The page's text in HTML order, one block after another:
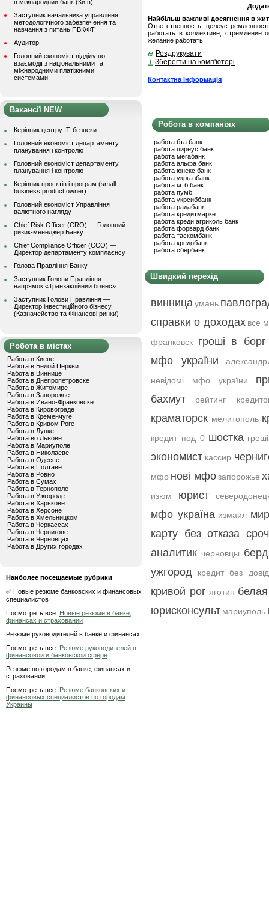
в міжнародний банк (Київ)
Заступник начальника управління
методологічного забезпечення та
навчання з питань ПВК/ФТ
Аудитор
Головний економіст відділу по
взаємодії з національними та
міжнародними платіжними
системами
Вакансії NEW
Керівник центру ІТ-безпеки
Головний економіст департаменту
планування і контролю
Головний економіст департаменту
планування і контролю
Керівник проєктів і програм (small
business product owner)
Головний економіст Управління
валютного нагляду
Chief Risk Officer (CRO) — Головний
ризик-менеджер Банку
Chief Compliance Officer (CCO) —
Директор департаменту комплаєнсу
Голова Правління Банку
Заступник Голови Правління -
напрямок «Транзакційний бізнес»
Заступник Голови Правління —
Директор інвестиційного бізнесу
(Казначейство та Фінансові ринки)
Робота в містах
Работа в Киеве
Работа в Белой Церкви
Работа в Виннице
Работа в Днепропетровске
Работа в Житомире
Работа в Запорожье
Работа в Ивано-Франковске
Работа в Кировограде
Работа в Кременчуге
Работа в Кривом Роге
Работа в Луцке
Работа во Львове
Работа в Мариуполе
Работа в Николаеве
Работа в Одессе
Работа в Полтаве
Работа в Ровно
Работа в Сумах
Работа в Тернополе
Работа в Ужгороде
Работа в Харькове
Работа в Херсоне
Работа в Хмельницком
Работа в Черкассах
Работа в Чернигове
Работа в Черновцах
Работа в Других городах
Наиболее посещаемые рубрики
✅ Новые резюме банковских и финансовых
специалистов
Посмотреть все: Новые резюме в банке,
финансах и страховании
Резюме руководителей в банке и финансах
Посмотреть все: Резюме руководителей в
финансовой и банковской сфере
Резюме по городам в банке, финансах и
страховании
Посмотреть все: Резюме банковских и
финансовых специалистов по городам
Украины
Найбільш важливі досягнення в
Ответственность,
работать в коллективе, стремление
желание работать.
Роздрукувати
Зберегти на комп'ютері
Контактна інформація
Робота в компаніях
работа бта банк
работа пиреус банк
работа мегабанк
работа альфа банк
работа юнекс банк
работа укргазбанк
работа мтб банк
работа пумб
работа укрсиббанк
работа радабанк
работа кредитмаркет
работа креди агриколь банк
работа форвард банк
работа таскомбанк
работа кредобанк
работа сбербанк
Швидкий перехід
винницаумань
справки о доходах все
франковск
гроші в борг
мфо україни
невідомі мфо україни
бахмут
рейтинг
краматорск мелитополь
кредит под 0 шостка
экономист кассир
мфо нові мфозапорожье
изюм юрист
мфо україна измаил
карту без отказа
аналитик черновцы
ужгород
кредит без
кривой рог яготин
юрисконсульт мариуполь